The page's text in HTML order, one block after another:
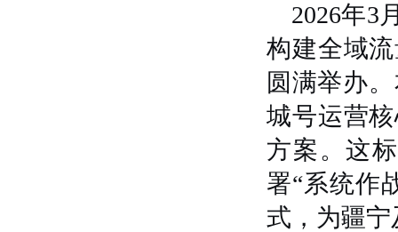
2026年3
构建全域
圆满举办
城号运营
方案。这
署“系统作
式，为疆